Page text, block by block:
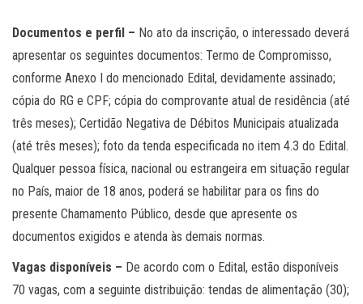
Documentos e perfil – No ato da inscrição, o interessado deverá
apresentar os seguintes documentos: Termo de Compromisso,
conforme Anexo I do mencionado Edital, devidamente assinado;
cópia do RG e CPF; cópia do comprovante atual de residência (até
três meses); Certidão Negativa de Débitos Municipais atualizada
(até três meses); foto da tenda especificada no item 4.3 do Edital.
Qualquer pessoa física, nacional ou estrangeira em situação regular
no País, maior de 18 anos, poderá se habilitar para os fins do
presente Chamamento Público, desde que apresente os
documentos exigidos e atenda às demais normas.
Vagas disponíveis – De acordo com o Edital, estão disponíveis
70 vagas, com a seguinte distribuição: tendas de alimentação (30);